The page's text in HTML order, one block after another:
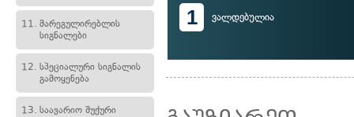
11. მარეგულირებლის
სიგნალები
12. სპეციალური სიგნალის
გამოყენება
13. საავარიო შუქური
1 ვალდებულია